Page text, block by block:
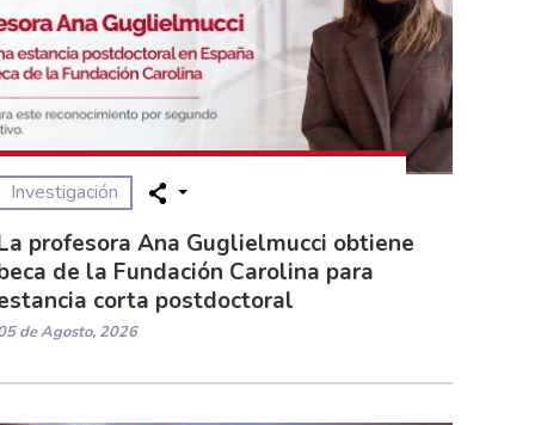
Investigación
profesora Ana Guglielmucci obtiene
de la Fundación Carolina para
corta postdoctoral
de Agosto, 2026